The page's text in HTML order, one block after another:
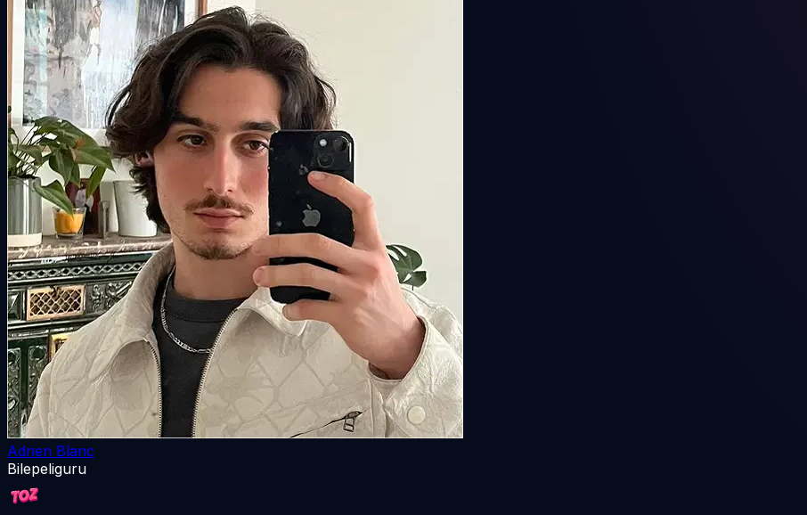
Adrien Blanc
Bilepeliguru